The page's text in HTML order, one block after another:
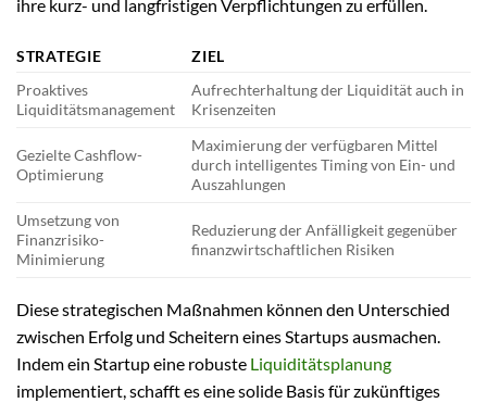
ihre kurz- und langfristigen Verpflichtungen zu erfüllen.
STRATEGIE
ZIEL
Proaktives
Liquiditätsmanagement
Aufrechterhaltung der Liquidität auch in
Krisenzeiten
Gezielte Cashflow-
Optimierung
Maximierung der verfügbaren Mittel
durch intelligentes Timing von Ein- und
Auszahlungen
Umsetzung von
Finanzrisiko-
Minimierung
Reduzierung der Anfälligkeit gegenüber
finanzwirtschaftlichen Risiken
Diese strategischen Maßnahmen können den Unterschied
zwischen Erfolg und Scheitern eines Startups ausmachen.
Indem ein Startup eine robuste Liquiditätsplanung
implementiert, schafft es eine solide Basis für zukünftiges